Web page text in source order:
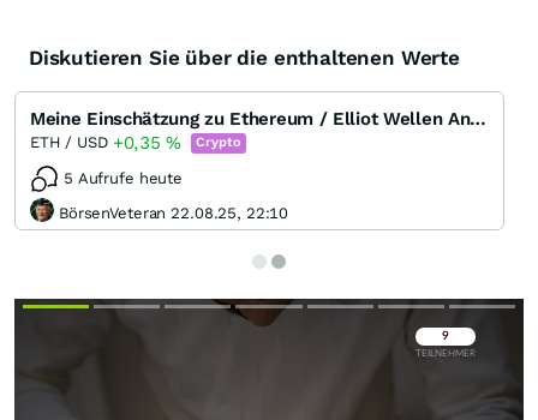
Diskutieren Sie über die enthaltenen Werte
Meine Einschätzung zu Ethereum / Elliot Wellen Analyse
ETH / USD +0,35% Crypto
5 Aufrufe heute
BörsenVeteran 22.08.25, 22:10